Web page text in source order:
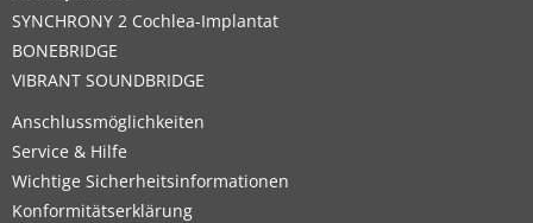
SYNCHRONY 2 Cochlea-Implantat
BONEBRIDGE
VIBRANT SOUNDBRIDGE
Anschlussmöglichkeiten
Service & Hilfe
Wichtige Sicherheitsinformationen
Konformitätserklärung